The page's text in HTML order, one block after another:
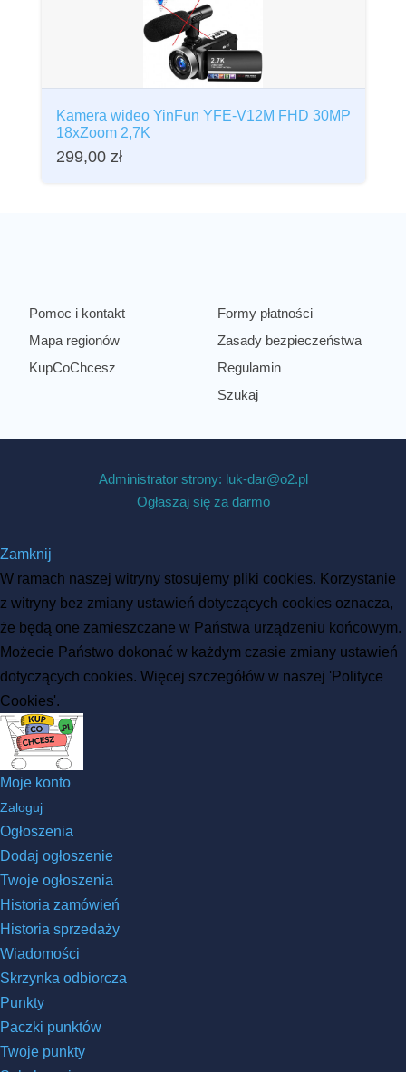
Kamera wideo YinFun YFE-V12M FHD 30MP
18xZoom 2,7K
299,00 zł
Pomoc i kontakt
Mapa regionów
KupCoChcesz
Formy płatności
Zasady bezpieczeństwa
Regulamin
Szukaj
Administrator strony: luk-dar@o2.pl
Ogłaszaj się za darmo
Zamknij
W ramach naszej witryny stosujemy pliki cookies. Korzystanie
z witryny bez zmiany ustawień dotyczących cookies oznacza,
że będą one zamieszczane w Państwa urządzeniu końcowym.
Możecie Państwo dokonać w każdym czasie zmiany ustawień
dotyczących cookies. Więcej szczegółów w naszej 'Polityce
Cookies'.
Moje konto
Zaloguj
Ogłoszenia
Dodaj ogłoszenie
Twoje ogłoszenia
Historia zamówień
Historia sprzedaży
Wiadomości
Skrzynka odbiorcza
Punkty
Paczki punktów
Twoje punkty